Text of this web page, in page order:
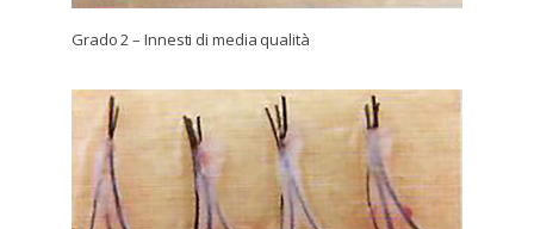
Grado 2 – Innesti di media qualità